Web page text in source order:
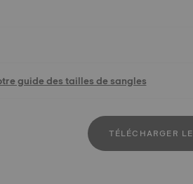
guide des tailles de sangles
TÉLÉCHARGER